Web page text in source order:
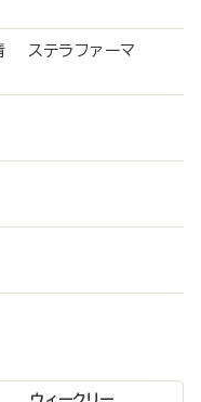
ステラファーマ